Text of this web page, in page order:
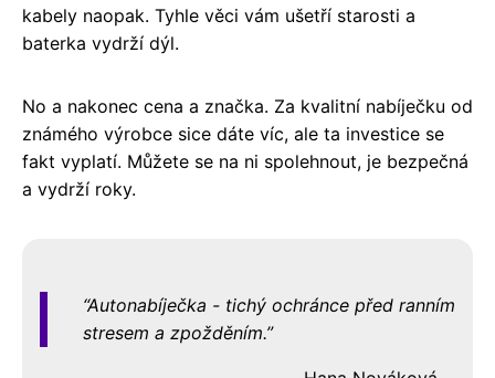
kabely naopak. Tyhle věci vám ušetří starosti a
baterka vydrží dýl.
No a nakonec cena a značka. Za kvalitní nabíječku od
známého výrobce sice dáte víc, ale ta investice se
fakt vyplatí. Můžete se na ni spolehnout, je bezpečná
a vydrží roky.
Autonabíječka - tichý ochránce před ranním
stresem a zpožděním.